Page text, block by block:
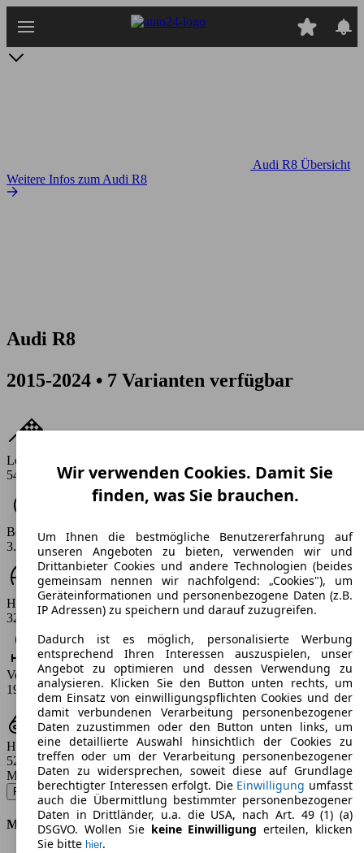
Hauptinhalt
Audi R8 Übersicht
Weitere Infos zum Audi R8
Audi R8
2015-2024 • 7 Varianten verfügbar
Leistung
540 - 620 PS
Beschleunigung (0-100 km/h)
3.1 - 3.7 s
Höchstgeschwindigkeit (km/h)
320 - 331 km/h
Verbrauch
19 - 20.2 l/100km
Hubraum
5204 ccm
Modellbezeichnung:
R8 V10 5.2 FSI RWD S tronic - 397 KW (540 PS) (2019/11 - 2021/05)▼
Motor & Leistung
Wir verwenden Cookies. Damit Sie
finden, was Sie brauchen.
Um Ihnen die bestmögliche Benutzererfahrung auf
unseren Angeboten zu bieten, verwenden wir und
Drittanbieter Cookies und andere Technologien (beides
gemeinsam nennen wir nachfolgend: „Cookies"), um
Geräteinformationen und personenbezogene Daten (z.B.
IP Adressen) zu speichern und darauf zuzugreifen.
Dadurch ist es möglich, personalisierte Werbung
entsprechend Ihren Interessen auszuspielen, unser
Angebot zu optimieren und dessen Verwendung zu
analysieren. Klicken Sie den Button unten rechts, um
dem Einsatz von einwilligungspflichten Cookies und der
damit verbundenen Verarbeitung personenbezogener
Daten zuzustimmen oder den Button unten links, um
eine detaillierte Auswahl hinsichtlich der Cookies zu
treffen oder um der Verarbeitung personenbezogener
Daten zu widersprechen, soweit diese auf Grundlage
berechtigter Interessen erfolgt. Die Einwilligung umfasst
auch die Übermittlung bestimmter personenbezogener
Daten in Drittländer, u.a. die USA, nach Art. 49 (1) (a)
DSGVO. Wollen Sie keine Einwilligung erteilen, klicken
Sie bitte hier.